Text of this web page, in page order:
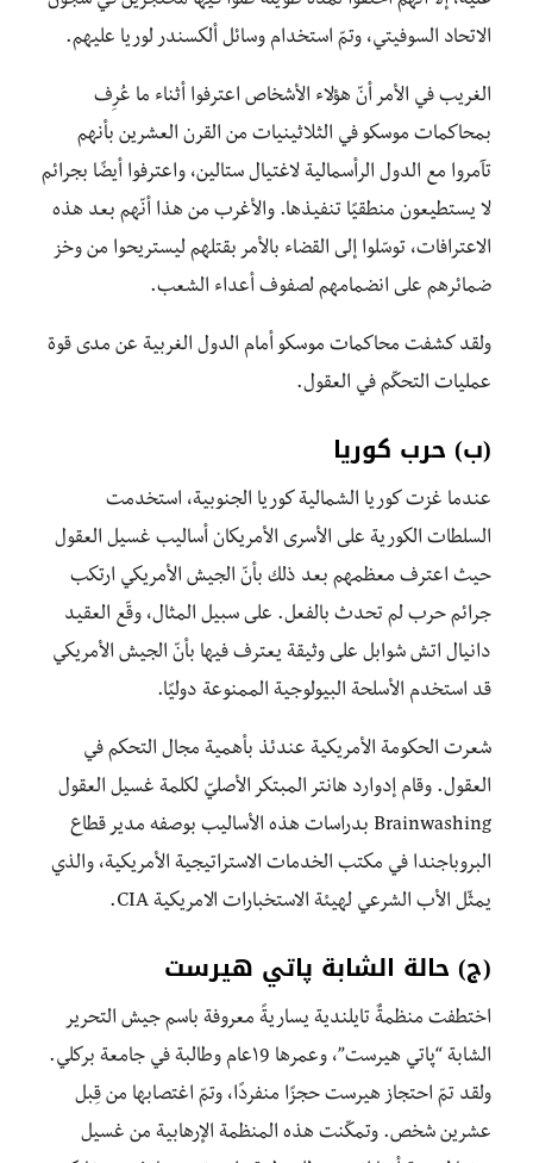
الاتحاد السوفيتي، وتمّ استخدام وسائل ألكسندر لوريا عليهم.
الغريب في الأمر أنّ هؤلاء الأشخاص اعترفوا أثناء ما عُرِف
بمحاكمات موسكو في الثلاثينيات من القرن العشرين بأنهم
تآمروا مع الدول الرأسمالية لاغتيال ستالين، واعترفوا أيضًا بجرائم
لا يستطيعون منطقيًا تنفيذها. والأغرب من هذا أنّهم بعد هذه
الاعترافات، توسّلوا إلى القضاء بالأمر بقتلهم ليستريحوا من وخز
ضمائرهم على انضمامهم لصفوف أعداء الشعب.
ولقد كشفت محاكمات موسكو أمام الدول الغربية عن مدى قوة
عمليات التحكّم في العقول.
(ب) حرب كوريا
عندما غزت كوريا الشمالية كوريا الجنوبية، استخدمت
السلطات الكورية على الأسرى الأمريكان أساليب غسيل العقول
حيث اعترف معظمهم بعد ذلك بأنّ الجيش الأمريكي ارتكب
جرائم حرب لم تحدث بالفعل. على سبيل المثال، وقّع العقيد
دانيال اتش شوابل على وثيقة يعترف فيها بأنّ الجيش الأمريكي
قد استخدم الأسلحة البيولوجية الممنوعة دوليًا.
شعرت الحكومة الأمريكية عندئذ بأهمية مجال التحكم في
العقول. وقام إدوارد هانتر المبتكر الأصليّ لكلمة غسيل العقول
Brainwashing بدراسات هذه الأساليب بوصفه مدير قطاع
البروباجندا في مكتب الخدمات الاستراتيجية الأمريكية، والذي
يمثّل الأب الشرعي لهيئة الاستخبارات الامريكية CIA.
(ج) حالة الشابة پاتي هيرست
اختطفت منظمةٌ تايلندية يساريةً معروفة باسم جيش التحرير
الشابة “پاتي هيرست”، وعمرها ١9عام وطالبة في جامعة بركلي.
ولقد تمّ احتجاز هيرست حجزًا منفردًا، وتمّ اغتصابها من قِبل
عشرين شخص. وتمكّنت هذه المنظمة الإرهابية من غسيل